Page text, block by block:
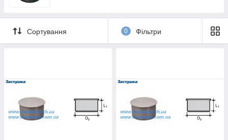
Сортування 0 Фільтри